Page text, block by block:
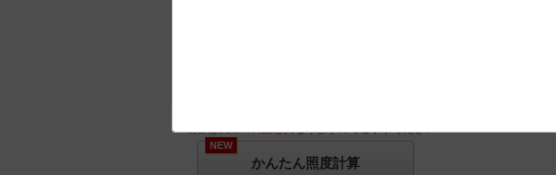
※画像は実際の商品と異なりますのでご了承ください
NEW
かんたん照度計算